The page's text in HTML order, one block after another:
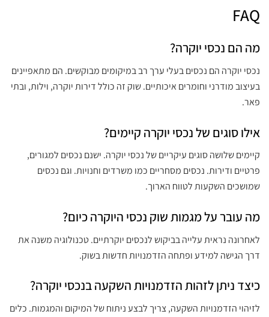
FAQ
מה הם נכסי יוקרה?
נכסי יוקרה הם נכסים בעלי ערך רב במיקומים מבוקשים. הם מתאפיינים
בעיצוב מודרני וחומרים איכותיים. שוק זה כולל דירות יוקרה, וילות, ובתי
פאר.
אילו סוגים של נכסי יוקרה קיימים?
קיימים שלושה סוגים עיקריים של נכסי יוקרה. ישנם נכסים למגורים,
פרטיים ודירות. נכסים מסחריים כמו משרדים וחנויות. וגם נכסים
שמושכים השקעות לטווח הארוך.
מה עובר על מגמות שוק נכסי היוקרה כיום?
לאחרונה נראית עלייה בביקוש לנכסים יוקרתיים. טכנולוגיה משנה את
דרך הגישה למידע ופתחה הזדמנויות חדשות בשוק.
כיצד ניתן לזהות הזדמנויות השקעה בנכסי יוקרה?
לזיהוי הזדמנויות השקעה, צריך לבצע ניתוח של המיקום והמגמות. כלים